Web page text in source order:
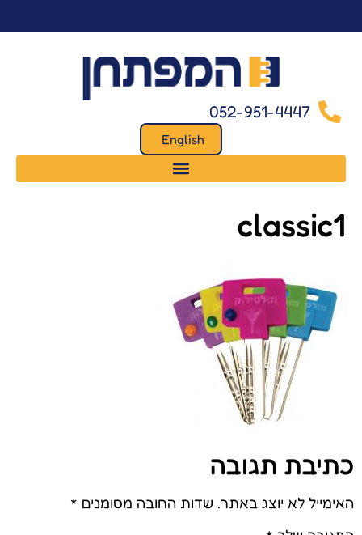
052-951-4447
English
classic1
כתיבת תגובה
האימייל לא יוצג באתר. שדות החובה מסומנים *